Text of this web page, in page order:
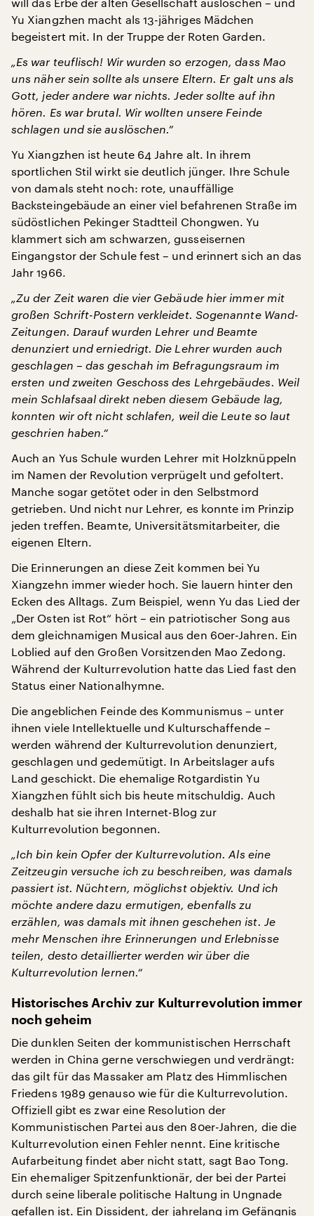
Yu Xiangzhen macht als 13-jähriges Mädchen
begeistert mit. In der Truppe der Roten Garden.
„Es war teuflisch! Wir wurden so erzogen, dass Mao
uns näher sein sollte als unsere Eltern. Er galt uns als
Gott, jeder andere war nichts. Jeder sollte auf ihn
hören. Es war brutal. Wir wollten unsere Feinde
schlagen und sie auslöschen.”
Yu Xiangzhen ist heute 64 Jahre alt. In ihrem
sportlichen Stil wirkt sie deutlich jünger. Ihre Schule
von damals steht noch: rote, unauffällige
Backsteingebäude an einer viel befahrenen Straße im
südöstlichen Pekinger Stadtteil Chongwen. Yu
klammert sich am schwarzen, gusseisernen
Eingangstor der Schule fest – und erinnert sich an das
Jahr 1966.
„Zu der Zeit waren die vier Gebäude hier immer mit
großen Schrift-Postern verkleidet. Sogenannte Wand-
Zeitungen. Darauf wurden Lehrer und Beamte
denunziert und erniedrigt. Die Lehrer wurden auch
geschlagen – das geschah im Befragungsraum im
ersten und zweiten Geschoss des Lehrgebäudes. Weil
mein Schlafsaal direkt neben diesem Gebäude lag,
konnten wir oft nicht schlafen, weil die Leute so laut
geschrien haben.“
Auch an Yus Schule wurden Lehrer mit Holzknüppeln
im Namen der Revolution verprügelt und gefoltert.
Manche sogar getötet oder in den Selbstmord
getrieben. Und nicht nur Lehrer, es konnte im Prinzip
jeden treffen. Beamte, Universitätsmitarbeiter, die
eigenen Eltern.
Die Erinnerungen an diese Zeit kommen bei Yu
Xiangzehn immer wieder hoch. Sie lauern hinter den
Ecken des Alltags. Zum Beispiel, wenn Yu das Lied der
„Der Osten ist Rot“ hört – ein patriotischer Song aus
dem gleichnamigen Musical aus den 60er-Jahren. Ein
Loblied auf den Großen Vorsitzenden Mao Zedong.
Während der Kulturrevolution hatte das Lied fast den
Status einer Nationalhymne.
Die angeblichen Feinde des Kommunismus – unter
ihnen viele Intellektuelle und Kulturschaffende –
werden während der Kulturrevolution denunziert,
geschlagen und gedemütigt. In Arbeitslager aufs
Land geschickt. Die ehemalige Rotgardistin Yu
Xiangzhen fühlt sich bis heute mitschuldig. Auch
deshalb hat sie ihren Internet-Blog zur
Kulturrevolution begonnen.
„Ich bin kein Opfer der Kulturrevolution. Als eine
Zeitzeugin versuche ich zu beschreiben, was damals
passiert ist. Nüchtern, möglichst objektiv. Und ich
möchte andere dazu ermutigen, ebenfalls zu
erzählen, was damals mit ihnen geschehen ist. Je
mehr Menschen ihre Erinnerungen und Erlebnisse
teilen, desto detaillierter werden wir über die
Kulturrevolution lernen.“
Historisches Archiv zur Kulturrevolution immer
noch geheim
Die dunklen Seiten der kommunistischen Herrschaft
werden in China gerne verschwiegen und verdrängt:
das gilt für das Massaker am Platz des Himmlischen
Friedens 1989 genauso wie für die Kulturrevolution.
Offiziell gibt es zwar eine Resolution der
Kommunistischen Partei aus den 80er-Jahren, die die
Kulturrevolution einen Fehler nennt. Eine kritische
Aufarbeitung findet aber nicht statt, sagt Bao Tong.
Ein ehemaliger Spitzenfunktionär, der bei der Partei
durch seine liberale politische Haltung in Ungnade
gefallen ist. Ein Dissident, der jahrelang im Gefängnis